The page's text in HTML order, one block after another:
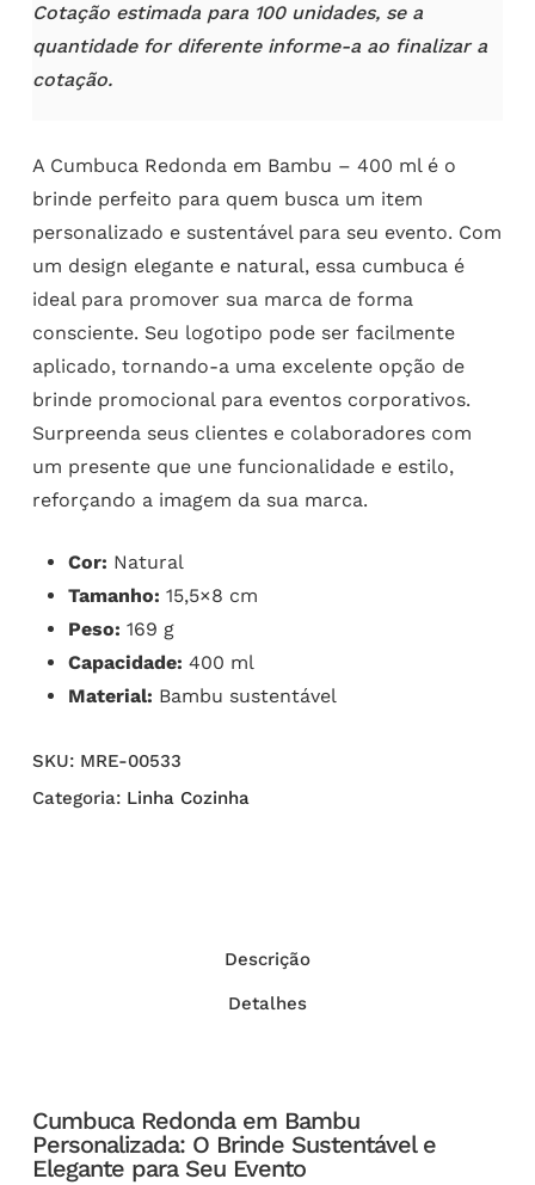
Cotação estimada para 100 unidades, se a
quantidade for diferente informe-a ao finalizar a
cotação.
A Cumbuca Redonda em Bambu – 400 ml é o
brinde perfeito para quem busca um item
personalizado e sustentável para seu evento. Com
um design elegante e natural, essa cumbuca é
ideal para promover sua marca de forma
consciente. Seu logotipo pode ser facilmente
aplicado, tornando-a uma excelente opção de
brinde promocional para eventos corporativos.
Surpreenda seus clientes e colaboradores com
um presente que une funcionalidade e estilo,
reforçando a imagem da sua marca.
Cor: Natural
Tamanho: 15,5×8 cm
Peso: 169 g
Capacidade: 400 ml
Material: Bambu sustentável
SKU: MRE-00533
Categoria: Linha Cozinha
Descrição
Detalhes
Cumbuca Redonda em Bambu
Personalizada: O Brinde Sustentável e
Elegante para Seu Evento